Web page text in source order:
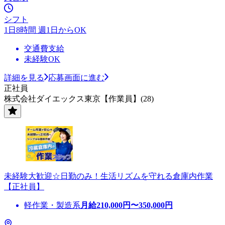
シフト
1日8時間 週1日からOK
交通費支給
未経験OK
詳細を見る
応募画面に進む
正社員
株式会社ダイエックス東京【作業員】(28)
未経験大歓迎☆日勤のみ！生活リズムを守れる倉庫内作業
【正社員】
軽作業・製造系 月給210,000円〜350,000円